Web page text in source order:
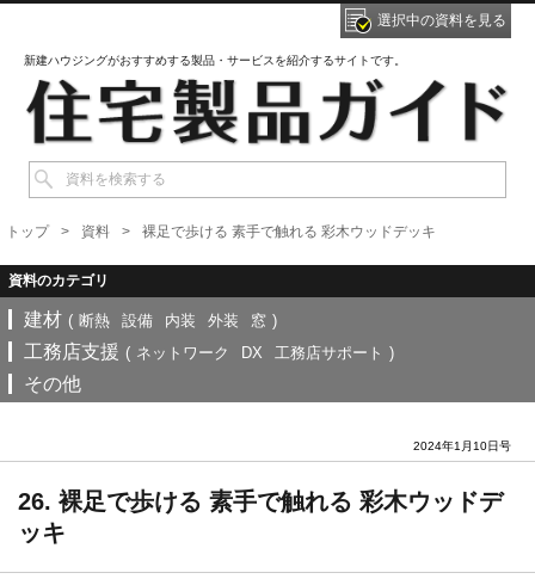
新建ハウジングがおすすめする製品・サービスを紹介するサイトです。
選択中の資料を見る
トップ 資料 裸足で歩ける 素手で触れる 彩木ウッドデッキ
建材 ( 断熱 設備 内装 外装 窓 )
工務店支援 ( ネットワーク DX 工務店サポート )
その他
2024年1月10日号
26. 裸足で歩ける 素手で触れる 彩木ウッドデ
ッキ